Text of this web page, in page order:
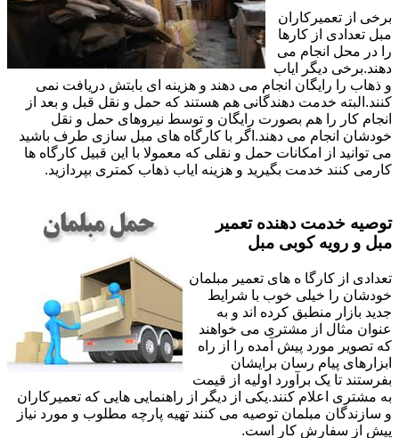
برخی از تعمیرکاران
مبل تعدادی از کارها
را در محل انجام می
دهند.برخی دیگر ایاب
و ذهاب را رایگان انجام می دهند و هزینه ای بابتش دریافت نمی
کنند.البته خدمت دهندگانی هم هستند که حمل و نقل قبل و بعد از
انجام کار را هم بصورت رایگان و توسط نیروهای حمل و نقل
خودشان انجام می دهند.اگر با کارگاه های مبل سازی طرف باشید
می توانید از امکانات حمل و نقلی که معمولا با این قبیل کارگاه ها
کارمی کنند خدمت بگیرید و هزینه ایاب ذهاب کمتری بپردازید.
توصیه خدمت دهنده تعمیر
مبل و رویه کوبی مبل
تعدادی از کارگا ه های تعمیر مبلمان
خودشان را خیلی خوب با شرایط
جدید بازار منطبق کرده اند و به
عنوان مثال از مشتری می خواهند
که تصویر مورد پیش آمده را از راه
ابزارهای پیام رسان برایشان
بفرستند تا یک برآورد اولیه از قیمت
به مشتری اعلام کنند.یکی از دیگر از راهنمایی هایی که تعمیرکاران
و سازندگان مبلمان توصیه می کنند تهیه پارچه مطلوب و مورد نیاز
پیش از سفارش کار است.